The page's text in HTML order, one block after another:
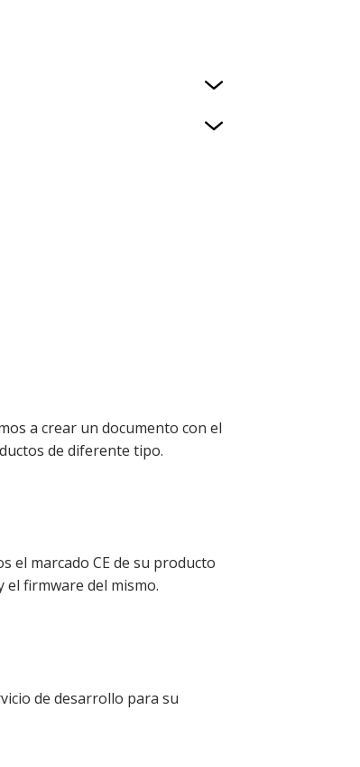
a crear un documento con el
de diferente tipo.
el marcado CE de su producto
firmware del mismo.
de desarrollo para su